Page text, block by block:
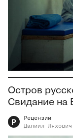
Остров
Свидание на
Р
Рецензии
Даниил
Ляхович